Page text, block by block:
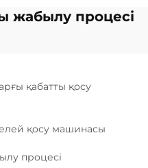
жабылу процесі
қабатты қосу
қосу машинасы
процесі